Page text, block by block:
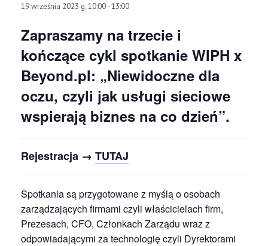
19 września 2023 g. 10:00-13:00
Zapraszamy na trzecie i
kończące cykl spotkanie WIPH x
Beyond.pl: „Niewidoczne dla
oczu, czyli jak usługi sieciowe
wspierają biznes na co dzień”.
Rejestracja → TUTAJ
Spotkania są przygotowane z myślą o osobach
zarządzających firmami czyli właścicielach firm,
Prezesach, CFO, Członkach Zarządu wraz z
odpowiadającymi za technologię czyli Dyrektorami